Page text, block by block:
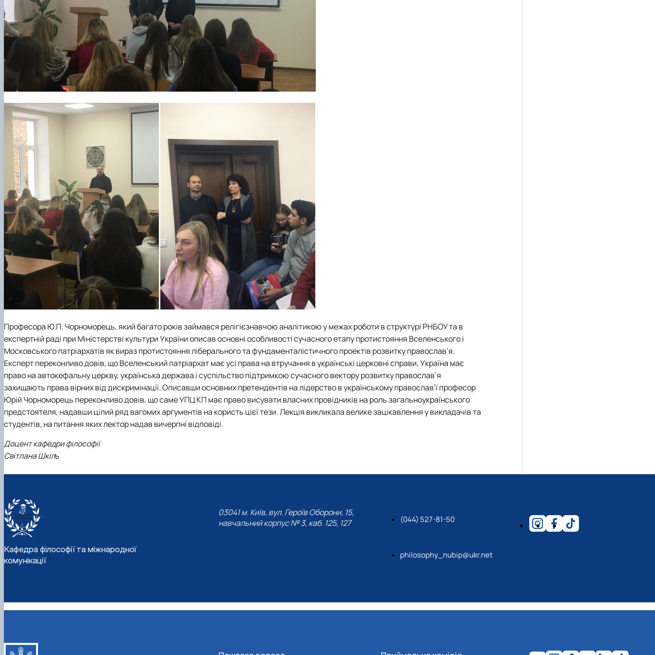
Професора Ю.П. Чорноморець, який багато років займався релігієзнавчою аналітикою у межах роботи в структурі РНБОУ та в
експертній раді при Міністерстві культури України описав основні особливості сучасного етапу протистояння Вселенського і
Московського патріархатів як вираз протистояння ліберального та фундаменталістичного проектів розвитку православ’я.
Експерт переконливо довів, що Вселенський патріархат має усі права на втручання в українські церковні справи, Україна має
право на автокефальну церкву, українська держава і суспільство підтримкою сучасного вектору розвитку православ’я
захищають права вірних від дискримінації. Описавши основних претендентів на лідерство в українському православ’ї професор
Юрій Чорноморець переконливо довів, що саме УПЦ КП має право висувати власних провідників на роль загальноукраїнського
предстоятеля, надавши цілий ряд вагомих аргументів на користь цієї тези. Лекція викликала велике зацікавлення у викладачів та
студентів, на питання яких лектор надав вичерпні відповіді.
Доцент кафедри філософії
Світлана Шкіль
Кафедра філософії та міжнародної
комунікації
03041 м. Київ, вул. Героїв Оборони, 15,
навчальний корпус № 3, каб. 125, 127
(044) 527-81-50
philosophy_nubip@ukr.net